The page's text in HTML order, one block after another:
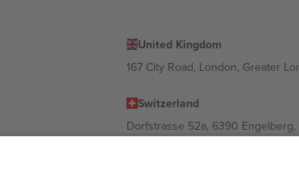
United Kingdom
167 City Road, London, Greater
Switzerland
Dorfstrasse 52a, 6390